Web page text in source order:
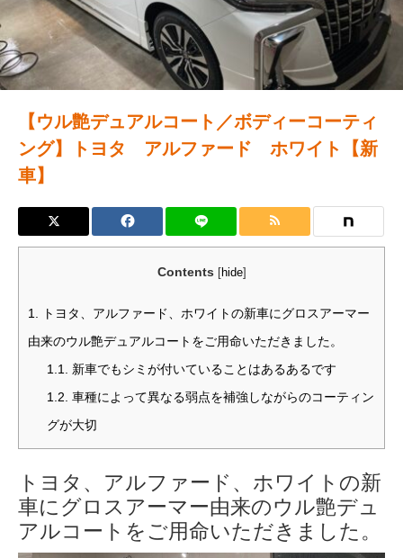
【ウル艶デュアルコート／ボディーコーティ
ング】トヨタ アルファード ホワイト【新
車】
Contents [hide]
1. トヨタ、アルファード、ホワイトの新車にグロスアーマー
由来のウル艶デュアルコートをご用命いただきました。
1.1. 新車でもシミが付いていることはあるあるです
1.2. 車種によって異なる弱点を補強しながらのコーティン
グが大切
トヨタ、アルファード、ホワイトの新
車にグロスアーマー由来のウル艶デュ
アルコートをご用命いただきました。